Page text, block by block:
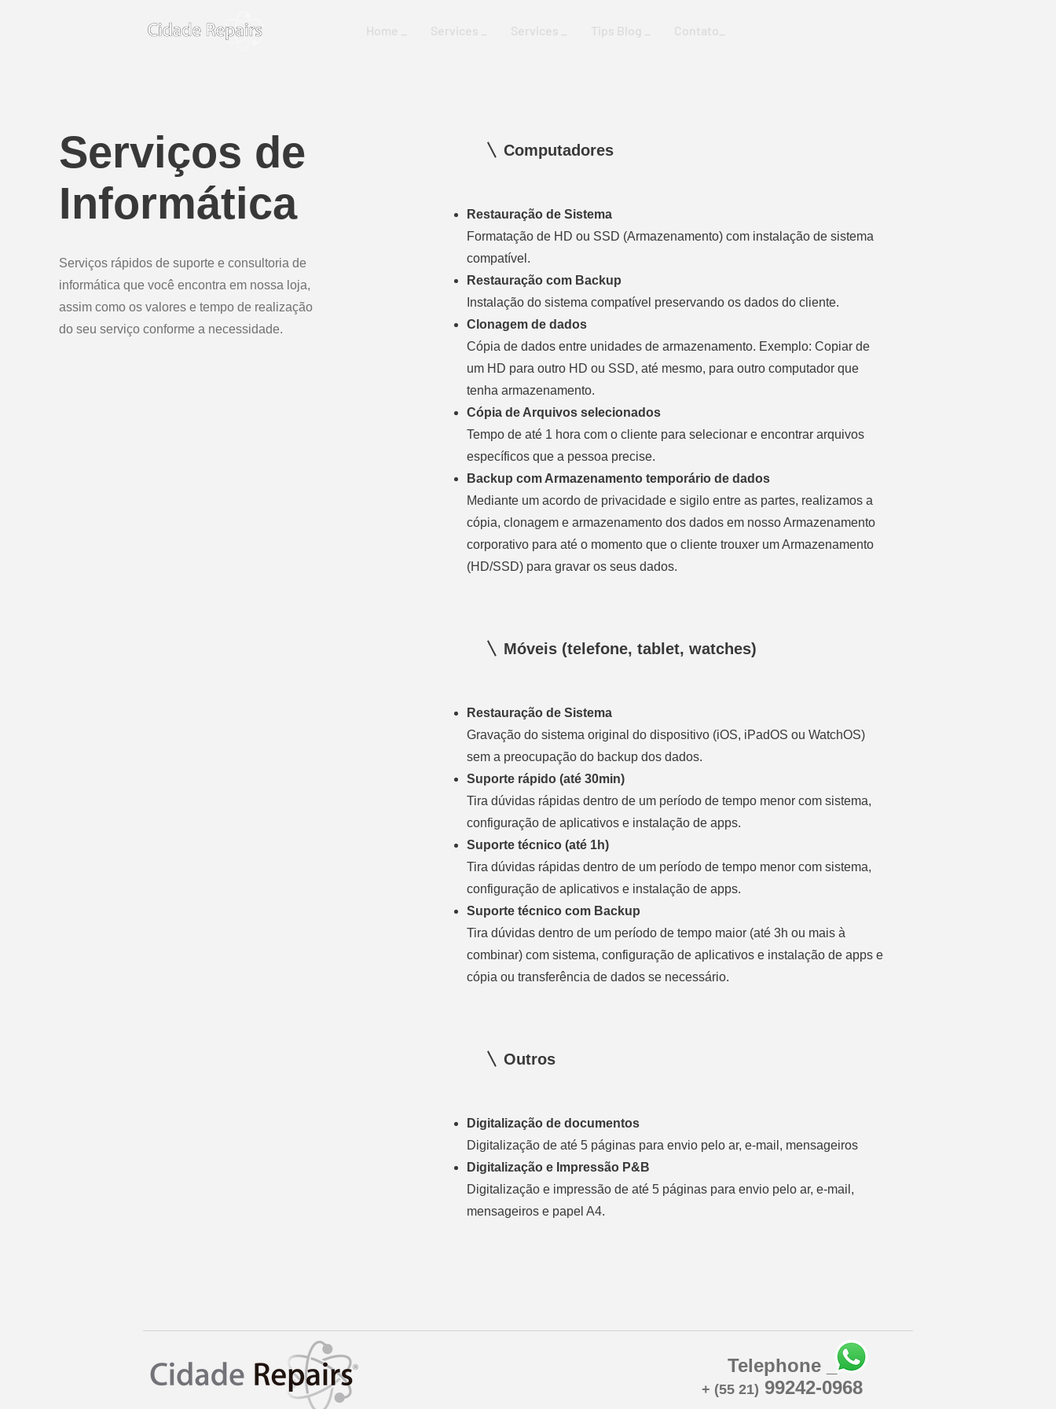
Home _ Services _ Services _ Tips Blog _ Contato_
Serviços de
Informática
Serviços rápidos de suporte e consultoria de
informática que você encontra em nossa loja,
assim como os valores e tempo de realização
do seu serviço conforme a necessidade.
Computadores
Restauração de Sistema
Formatação de HD ou SSD (Armazenamento) com instalação de sistema
compatível.
Restauração com Backup
Instalação do sistema compatível preservando os dados do cliente.
Clonagem de dados
Cópia de dados entre unidades de armazenamento. Exemplo: Copiar de
um HD para outro HD ou SSD, até mesmo, para outro computador que
tenha armazenamento.
Cópia de Arquivos selecionados
Tempo de até 1 hora com o cliente para selecionar e encontrar arquivos
específicos que a pessoa precise.
Backup com Armazenamento temporário de dados
Mediante um acordo de privacidade e sigilo entre as partes, realizamos a
cópia, clonagem e armazenamento dos dados em nosso Armazenamento
corporativo para até o momento que o cliente trouxer um Armazenamento
(HD/SSD) para gravar os seus dados.
Móveis (telefone, tablet, watches)
Restauração de Sistema
Gravação do sistema original do dispositivo (iOS, iPadOS ou WatchOS)
sem a preocupação do backup dos dados.
Suporte rápido (até 30min)
Tira dúvidas rápidas dentro de um período de tempo menor com sistema,
configuração de aplicativos e instalação de apps.
Suporte técnico (até 1h)
Tira dúvidas rápidas dentro de um período de tempo menorcom sistema,
configuração de aplicativos e instalação de apps.
Suporte técnico com Backup
Tira dúvidas dentro de um período de tempo maior (até 3h ou mais à
combinar)com sistema, configuração de aplicativos e instalação de apps e
cópia ou transferência de dados se necessário.
Outros
Digitalização de documentos
Digitalização de até 5 páginas para envio pelo ar, e-mail, mensageiros
Digitalização e Impressão P&B
Digitalização e impressão de até 5 páginas para envio pelo ar, e-mail,
mensageiros e papel A4.
Telephone _
+ (55 21) 99242-0968